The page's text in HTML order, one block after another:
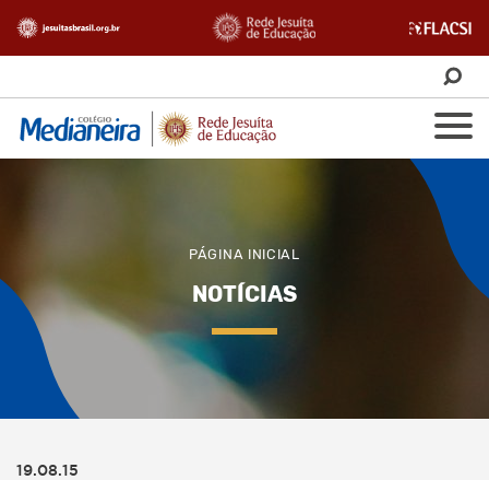
PÁGINA INICIAL
NOTÍCIAS
19.08.15